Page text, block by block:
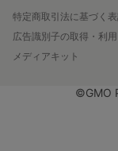
特定商取引法に基づく
広告識別子の取得・利用
メディアキット
©GMO